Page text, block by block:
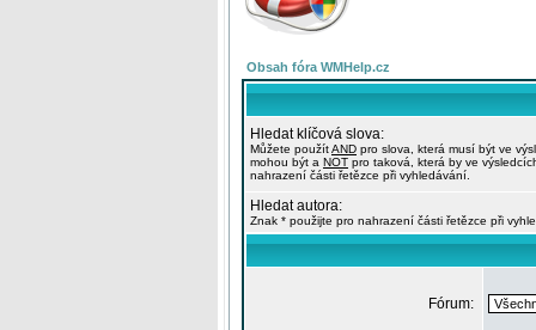
Obsah fóra WMHelp.cz
Hledat klíčová slova:
Můžete použítAND pro slova, která musí být ve
mohou být a NOT pro taková, která by ve
nahrazení části řetězce při vyhledávání.
Hledat autora:
Znak * použijte pro nahrazení části řetězce při
Fórum: